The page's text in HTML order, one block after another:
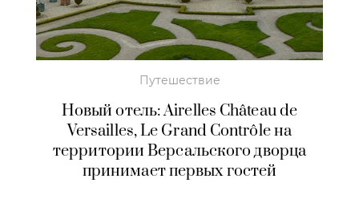
Путешествие
Новый отель: Airelles Château de
Versailles, Le Grand Contrôle на
территории Версальского дворца
принимает первых гостей